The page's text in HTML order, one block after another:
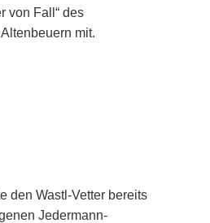
von Fall“ des
mit.
den Wastl-Vetter bereits
Jedermann-